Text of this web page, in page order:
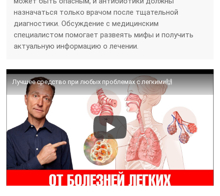
назначаться только врачом после тщательной
диагностики. Обсуждение с медицинским
специалистом помогает развеять мифы и получить
актуальную информацию о лечении.
Лучшее средство при любых проблемах с легкими🙌